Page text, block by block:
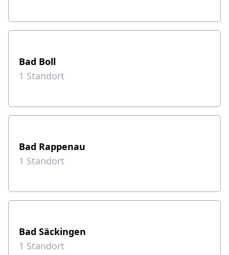
Bad Boll
1 Standort
Bad Rappenau
1 Standort
Bad Säckingen
1 Standort